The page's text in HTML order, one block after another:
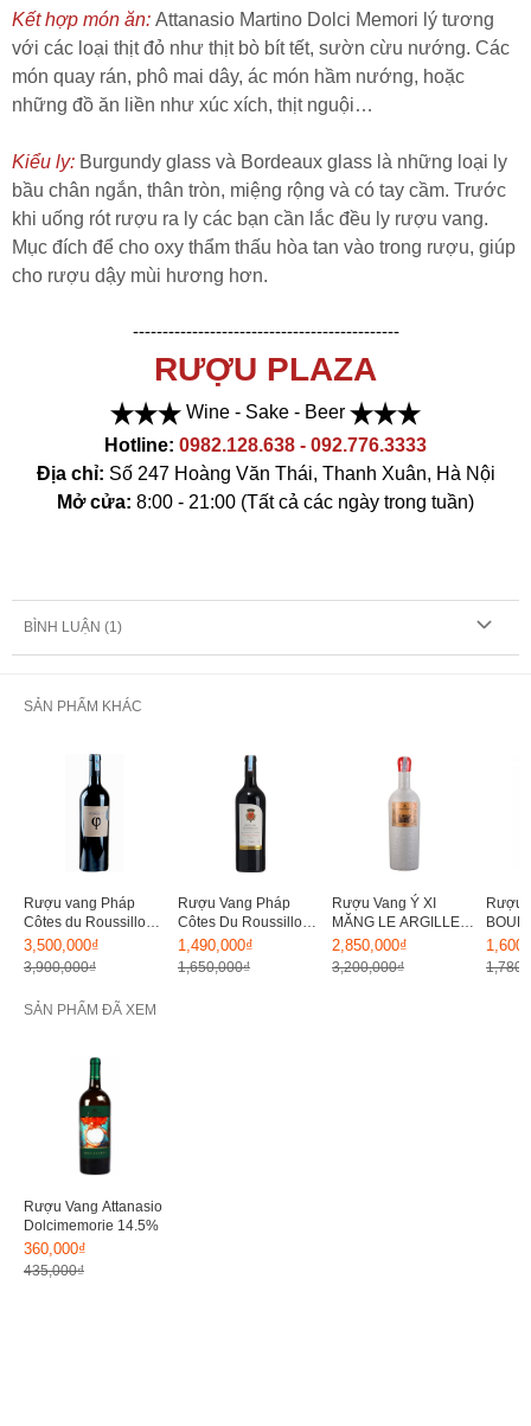
Kết hợp món ăn: Attanasio Martino Dolci Memori lý tương
với các loại thịt đỏ như thịt bò bít tết, sườn cừu nướng. Các
món quay rán, phô mai dây, ác món hầm nướng, hoặc
những đồ ăn liền như xúc xích, thịt nguội…
Kiểu ly: Burgundy glass và Bordeaux glass là những loại ly
bầu chân ngắn, thân tròn, miệng rộng và có tay cầm. Trước
khi uống rót rượu ra ly các bạn cần lắc đều ly rượu vang.
Mục đích để cho oxy thẩm thấu hòa tan vào trong rượu, giúp
cho rượu dậy mùi hương hơn.
---------------------------------------------
RƯỢU PLAZA
Wine - Sake - Beer
Hotline: 0982.128.638 - 092.776.3333
Địa chỉ: Số 247 Hoàng Văn Thái, Thanh Xuân, Hà Nội
Mở cửa: 8:00 - 21:00 (Tất cả các ngày trong tuần)
BÌNH LUẬN (1)
SẢN PHẨM KHÁC
Rượu vang Pháp
Côtes du Roussillon
Chateau Rombeau
PHI 15%
3,500,000₫
3,900,000₫
Rượu Vang Pháp
Côtes Du Roussillon
Vieiles Vignes 15%
1,490,000₫
1,650,000₫
Rượu Vang Ý XI
MĂNG LE ARGILLE
Cabernet di Cabernet
15%
2,850,000₫
3,200,000₫
Rượu
15%
SẢN PHẨM ĐÃ XEM
Rượu Vang Attanasio
Dolcimemorie 14.5%
360,000₫
435,000₫